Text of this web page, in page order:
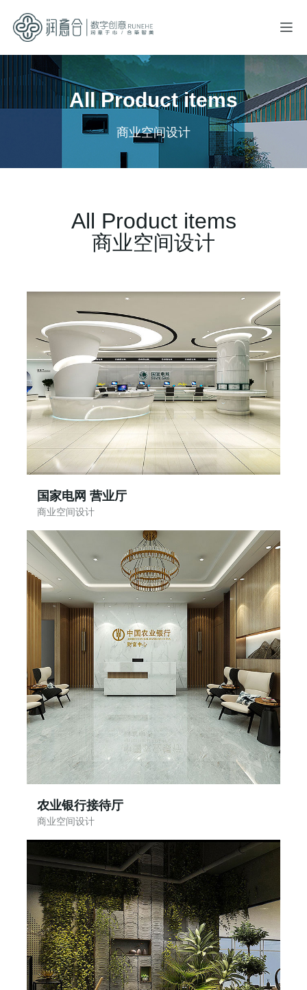
关于我们
商业办公
企业馆
数字科技
行业资讯
All Product items
商业空间设计
All Product items
商业空间设计
国家电网 营业厅
商业空间设计
农业银行接待厅
商业空间设计